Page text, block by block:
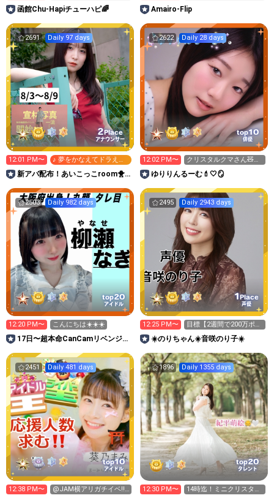
pt
函館Chu-Hapiチューハピ🌈
てね♡♡
Amairo-Flip
2691 Daily 97 days
2Place
アナウンサー
12:01 PM〜
♪ 夢をかなえてドラえも
ん
2622 Daily 28 days
top10
俳優
12:02 PM〜
クリスタルクマさん🧸ほ
ちいです💗🫶🏻✨
ゆりりんるーむ💄🤍🪞
2503 Daily 982 days
top20
アイドル
12:20 PM〜 こんにちは☀️☀️☀️
17日〜超本命CanCamリベンジ超
2495 Daily 2943 days
1Place
声優
12:25 PM〜
目標【2週間で200万ポイ
ント】‼️
☀️のりちゃん☀️音咲のり子☀️
2451 Daily 481 days
top10
アイドル
12:38 PM〜
@JAM横アリガチイベ‼️
1896 Daily 1355 days
top20
タレント
12:30 PM〜
14時迄！ミニクリスタル